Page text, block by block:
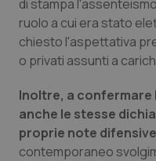
Piemonte
Provincia
Provincia
Puglia
HIV
Infezioni &
Ipertensione &
Malattie rare
di stampa
ruolo a cui era stato
chiesto l'aspettativa
o privati assunti a
Inoltre, a
anche le stesse
proprie note difensive
contemporaneo